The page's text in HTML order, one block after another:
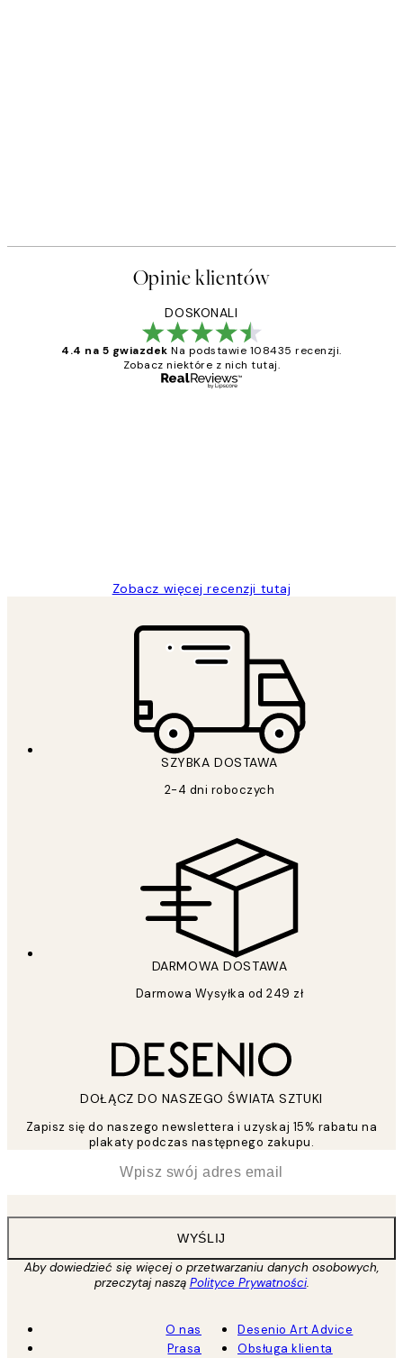
Opinie klientów
DOSKONALI
4.4 na 5 gwiazdek Na podstawie 108435 recenzji.
Zobacz niektóre z nich tutaj.
Zobacz więcej recenzji tutaj
SZYBKA DOSTAWA
2-4 dni roboczych
DARMOWA DOSTAWA
Darmowa Wysyłka od 249 zł
DOŁĄCZ DO NASZEGO ŚWIATA SZTUKI
Zapisz się do naszego newslettera i uzyskaj 15% rabatu na
plakaty podczas następnego zakupu.
WYŚLIJ
Aby dowiedzieć się więcej o przetwarzaniu danych osobowych,
przeczytaj naszą Polityce Prywatności.
O nas
Prasa
Desenio Art Advice
Obsługa klienta